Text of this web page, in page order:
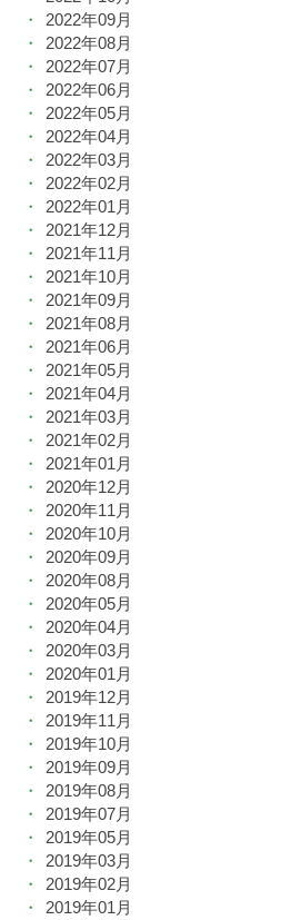
2022年09月
2022年08月
2022年07月
2022年06月
2022年05月
2022年04月
2022年03月
2022年02月
2022年01月
2021年12月
2021年11月
2021年10月
2021年09月
2021年08月
2021年06月
2021年05月
2021年04月
2021年03月
2021年02月
2021年01月
2020年12月
2020年11月
2020年10月
2020年09月
2020年08月
2020年05月
2020年04月
2020年03月
2020年01月
2019年12月
2019年11月
2019年10月
2019年09月
2019年08月
2019年07月
2019年05月
2019年03月
2019年02月
2019年01月